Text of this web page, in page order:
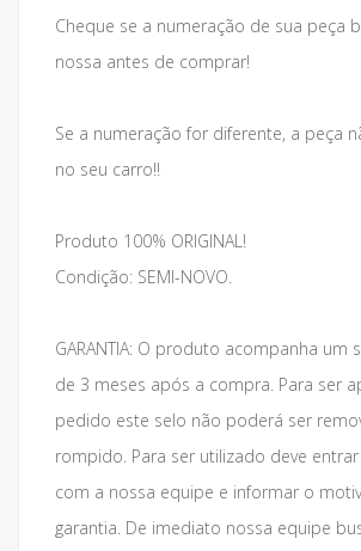
Cheque se a numeração de sua peça
nossa antes de comprar!
Se a numeração for diferente, a peça
no seu carro!!
Produto 100% ORIGINAL!
Condição: SEMI-NOVO.
GARANTIA: O produto acompanha um
de 3 meses após a compra. Para ser
pedido este selo não poderá ser
rompido. Para ser utilizado deve
com a nossa equipe e informar o
garantia. De imediato nossa equipe